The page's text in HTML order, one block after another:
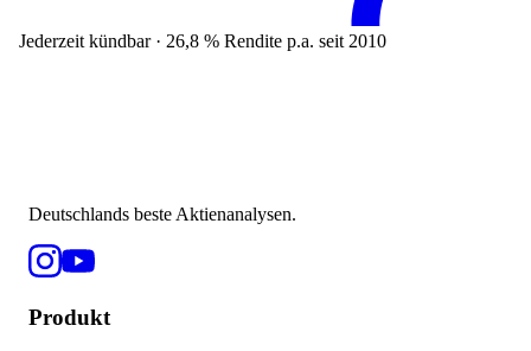
Jederzeit kündbar · 26,8 % Rendite p.a. seit 2010
Deutschlands beste Aktienanalysen.
Produkt